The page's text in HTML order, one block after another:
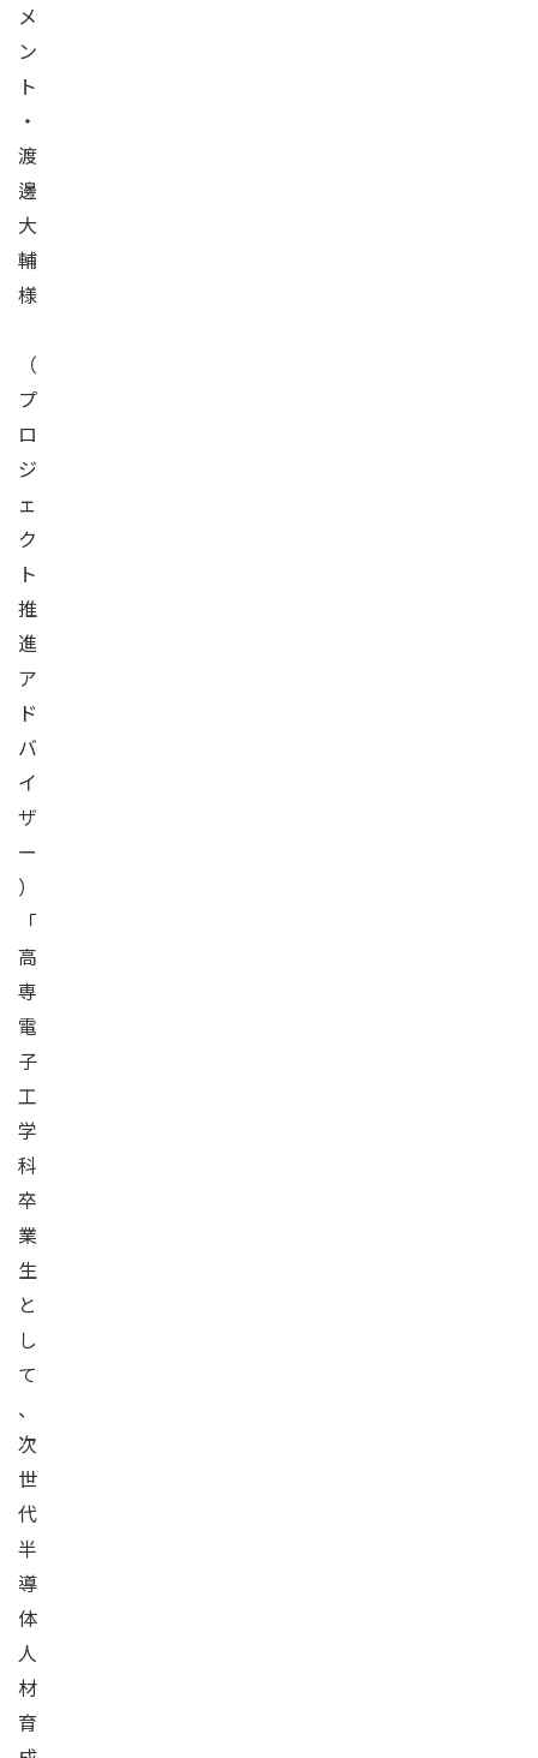
メ
ン
ト
・
渡
邊
大
輔
様
（
プ
ロ
ジ
ェ
ク
ト
推
進
ア
ド
バ
イ
ザ
ー
）
「
高
専
電
子
工
学
科
卒
業
生
と
し
て
、
次
世
代
半
導
体
人
材
育